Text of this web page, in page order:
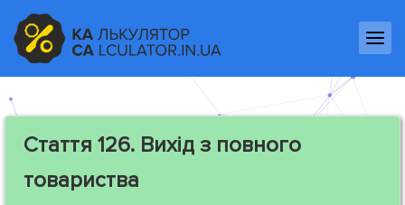
Стаття 126. Вихід з повного
товариства